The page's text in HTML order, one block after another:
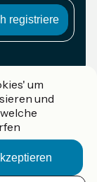
um
und